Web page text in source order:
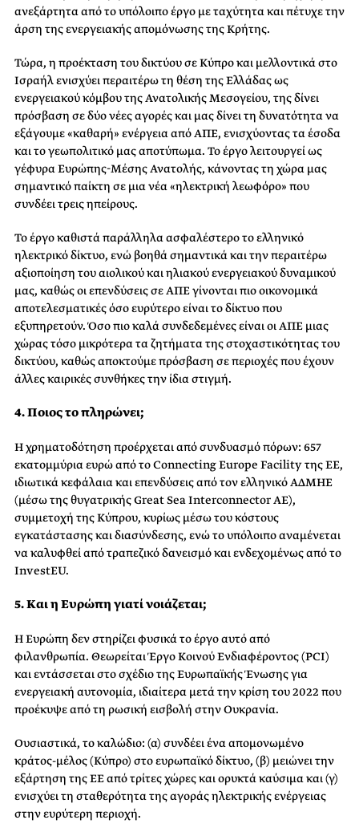
ανεξάρτητα από το υπόλοιπο έργο με ταχύτητα και πέτυχε την
άρση της ενεργειακής απομόνωσης της Κρήτης.
Τώρα, η προέκταση του δικτύου σε Κύπρο και μελλοντικά στο
Ισραήλ ενισχύει περαιτέρω τη θέση της Ελλάδας ως
ενεργειακού κόμβου της Ανατολικής Μεσογείου, της δίνει
πρόσβαση σε δύο νέες αγορές και μας δίνει τη δυνατότητα να
εξάγουμε «καθαρή» ενέργεια από ΑΠΕ, ενισχύοντας τα έσοδα
και το γεωπολιτικό μας αποτύπωμα. Το έργο λειτουργεί ως
γέφυρα Ευρώπης-Μέσης Ανατολής, κάνοντας τη χώρα μας
σημαντικό παίκτη σε μια νέα «ηλεκτρική λεωφόρο» που
συνδέει τρεις ηπείρους.
Το έργο καθιστά παράλληλα ασφαλέστερο το ελληνικό
ηλεκτρικό δίκτυο, ενώ βοηθά σημαντικά και την περαιτέρω
αξιοποίηση του αιολικού και ηλιακού ενεργειακού δυναμικού
μας, καθώς οι επενδύσεις σε ΑΠΕ γίνονται πιο οικονομικά
αποτελεσματικές όσο ευρύτερο είναι το δίκτυο που
εξυπηρετούν. Όσο πιο καλά συνδεδεμένες είναι οι ΑΠΕ μιας
χώρας τόσο μικρότερα τα ζητήματα της στοχαστικότητας του
δικτύου, καθώς αποκτούμε πρόσβαση σε περιοχές που έχουν
άλλες καιρικές συνθήκες την ίδια στιγμή.
4. Ποιος το πληρώνει;
Η χρηματοδότηση προέρχεται από συνδυασμό πόρων: 657
εκατομμύρια ευρώ από το Connecting Europe Facility της ΕΕ,
ιδιωτικά κεφάλαια και επενδύσεις από τον ελληνικό ΑΔΜΗΕ
(μέσω της θυγατρικής Great Sea Interconnector ΑΕ),
συμμετοχή της Κύπρου, κυρίως μέσω του κόστους
εγκατάστασης και διασύνδεσης, ενώ το υπόλοιπο αναμένεται
να καλυφθεί από τραπεζικό δανεισμό και ενδεχομένως από το
InvestEU.
5. Και η Ευρώπη γιατί νοιάζεται;
Η Ευρώπη δεν στηρίζει φυσικά το έργο αυτό από
φιλανθρωπία. Θεωρείται Έργο Κοινού Ενδιαφέροντος (PCI)
και εντάσσεται στο σχέδιο της Ευρωπαϊκής Ένωσης για
ενεργειακή αυτονομία, ιδιαίτερα μετά την κρίση του 2022 που
προέκυψε από τη ρωσική εισβολή στην Ουκρανία.
Ουσιαστικά, το καλώδιο: (α) συνδέει ένα απομονωμένο
κράτος-μέλος (Κύπρο) στο ευρωπαϊκό δίκτυο, (β) μειώνει την
εξάρτηση της ΕΕ από τρίτες χώρες και ορυκτά καύσιμα και (γ)
ενισχύει τη σταθερότητα της αγοράς ηλεκτρικής ενέργειας
στην ευρύτερη περιοχή.